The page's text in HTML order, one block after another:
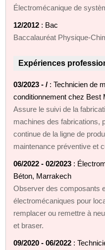
Électromécanique de
12/2012 : Bac
Baccalauréat Physique-
Expériences
03/2023 - / : Technicien de
conditionnement chez Best
Assure le suivi de la
machines des fabrications,
continue de la ligne de
maintenance préventive et
06/2022 - 02/2023 :
Béton, Marrakech
Observer des composants
électromécaniques pour
remplacer ou remettre à
et braser.
09/2020 - 06/2022 :